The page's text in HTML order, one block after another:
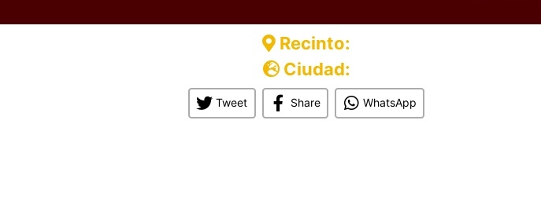
Recinto:
Ciudad:
Tweet Share WhatsApp